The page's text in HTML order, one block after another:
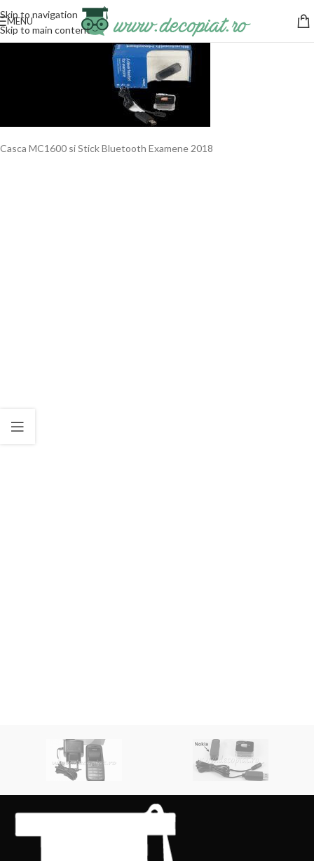
Skip to navigation
Skip to main content
MENU
Casca MC1600 si Stick Bluetooth Examene 2018